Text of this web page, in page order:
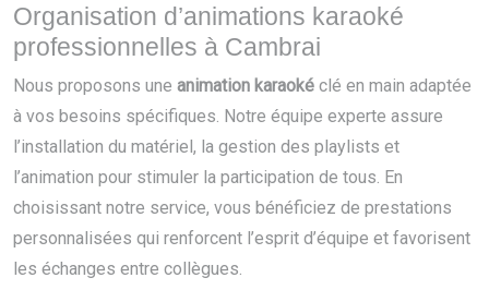
Organisation d’animations karaoké
professionnelles à Cambrai
Nous proposons une animation karaoké clé en main adaptée
à vos besoins spécifiques. Notre équipe experte assure
l’installation du matériel, la gestion des playlists et
l’animation pour stimuler la participation de tous. En
choisissant notre service, vous bénéficiez de prestations
personnalisées qui renforcent l’esprit d’équipe et favorisent
les échanges entre collègues.